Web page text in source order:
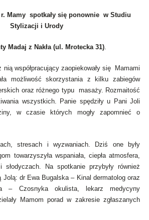
r. Mamy spotkały się ponownie w Studiu
Stylizacji i Urody
Madaj z Nakła (ul. Mrotecka 31).
nią współpracujący zaopiekowały się Mamami
możliwość skorzystania z kilku zabiegów
oraz różnego typu masaży. Rozmaitość
wszystkich. Panie spędziły u Pani Joli
w czasie których mogły zapomnieć o
stresach i wyzwaniach. Dziś one były
towarzyszyła wspaniała, ciepła atmosfera,
Na spotkanie przybyły również
Jolą: dr Ewa Bugalska – Kinal dermatolog oraz
– Czosnyka okulista, lekarz medycyny
Mamom porad w zakresie zgłaszanych